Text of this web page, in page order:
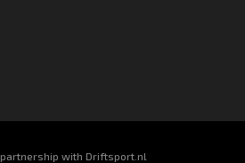
partnership with Driftsport.nl